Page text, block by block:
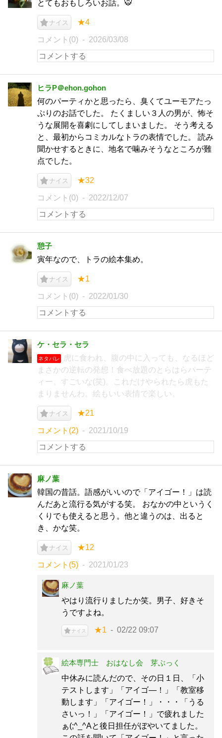
とてもおもしろいお話。🐯
ナイス ★4
コメント(0) 2026/03/08
ヒラP＠ehon.gohon
何のパーティかと思ったら、臭くてユーモアたっ
ぷりのお話でした。 たくましい３人の男が、怖そ
うな展開を喜劇にしてしまいました。 そう考える
と、最初からコミカルなトラの表情でした。 読み
聞かせするときに、地名で噛みそうなところが難
点でした。
ナイス ★32
コメント(0) 2022/12/07
憩子
寅年なので、トラの絵本集め。
ナイス ★1
コメント(0) 2022/01/30
ケ・セラ・セラ
ネタバレ
虎に食われ、腹の中に入っても、なるほど
まさかの逆転の発想！食べ放題のとらはらパーテ
ィー。すごいな(笑)。これだけやられたら虎もた
まりませんわ。絵もいい表情で楽しい。
ナイス ★21
コメント(2) 2021/10/19
麻ノ葉
韓国の昔話。語感がいいので「アイゴー！」は読
んだあと流行る気がする笑。 おなかの中というく
くりでも使えると思う。他と違うのは、出ると
き、かな笑。
ナイス ★12
コメント(5) 2021/01/23
麻ノ葉
やはり流行りましたか笑。男子、好きそ
うですよね。
ナイス ★1 02/22 09:07
絵本専門士 おはなし会 芽ぶっく
中休みに読んだので、その日１日、「小
テストします」「アイゴ―！」「教室移
動します」「アイゴー！」・・・「うる
さいっ！」「アイゴー！」で疲れました
ぁ(;^_^Aと後日担任がぼやいてました。